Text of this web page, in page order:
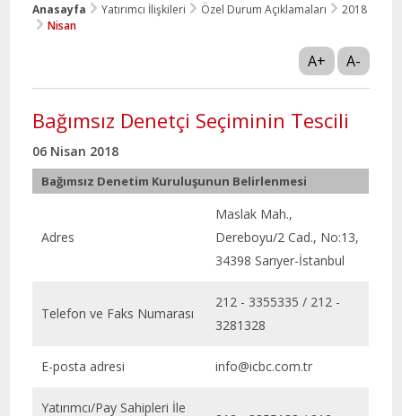
Anasayfa Yatırımcı İlişkileri Özel Durum Açıklamaları
2018
Nisan
A+ A-
Bağımsız Denetçi Seçiminin Tescili
06 Nisan 2018
Bağımsız Denetim Kuruluşunun Belirlenmesi
Adres
Maslak Mah.,
Dereboyu/2 Cad., No:13,
34398 Sarıyer-İstanbul
Telefon ve Faks Numarası
212 - 3355335 / 212 -
3281328
E-posta adresi info@icbc.com.tr
Yatırımcı/Pay Sahipleri İle